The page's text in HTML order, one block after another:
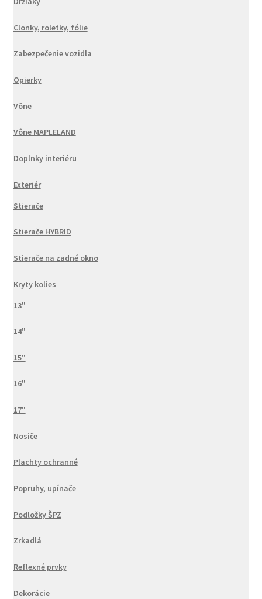
Clonky, roletky, fólie
Zabezpečenie vozidla
Opierky
Vône
Vône MAPLELAND
Doplnky interiéru
Exteriér
Stierače
Stierače HYBRID
Stierače na zadné okno
Kryty kolies
13"
14"
15"
16"
17"
Nosiče
Plachty ochranné
Popruhy, upínače
Podložky ŠPZ
Zrkadlá
Reflexné prvky
Dekorácie